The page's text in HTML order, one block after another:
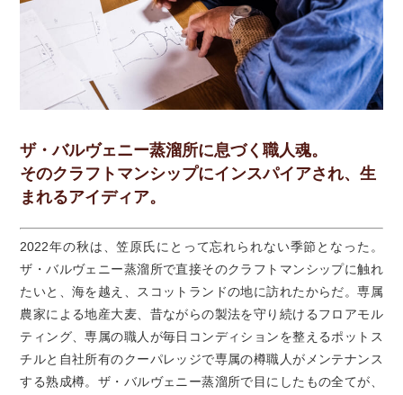
ザ・バルヴェニー蒸溜所に息づく職人魂。
そのクラフトマンシップにインスパイアされ、生
まれるアイディア。
2022年の秋は、笠原氏にとって忘れられない季節となった。
ザ・バルヴェニー蒸溜所で直接そのクラフトマンシップに触れ
たいと、海を越え、スコットランドの地に訪れたからだ。専属
農家による地産大麦、昔ながらの製法を守り続けるフロアモル
ティング、専属の職人が毎日コンディションを整えるポットス
チルと自社所有のクーパレッジで専属の樽職人がメンテナンス
する熟成樽。ザ・バルヴェニー蒸溜所で目にしたもの全てが、